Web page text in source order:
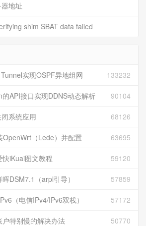
地址
shim SBAT data failed
133232
实现OSPF异地组网
90104
API接口实现DDNS动态解析
68126
系统应用
63695
OpenWrt（Lede）并配置
59120
iKuai图文教程
57859
DSM7.1（arpl引导）
57172
（电信IPv4/IPv6双栈）
50770
特别慢的解决办法